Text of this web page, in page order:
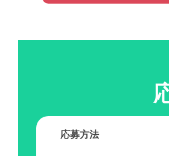
応募方法